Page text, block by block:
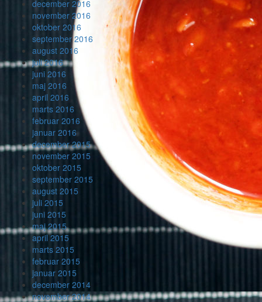
december 2016
november 2016
oktober 2016
september 2016
august 2016
juli 2016
juni 2016
maj 2016
april 2016
marts 2016
februar 2016
januar 2016
december 2015
november 2015
oktober 2015
september 2015
august 2015
juli 2015
juni 2015
maj 2015
april 2015
marts 2015
februar 2015
januar 2015
december 2014
november 2014